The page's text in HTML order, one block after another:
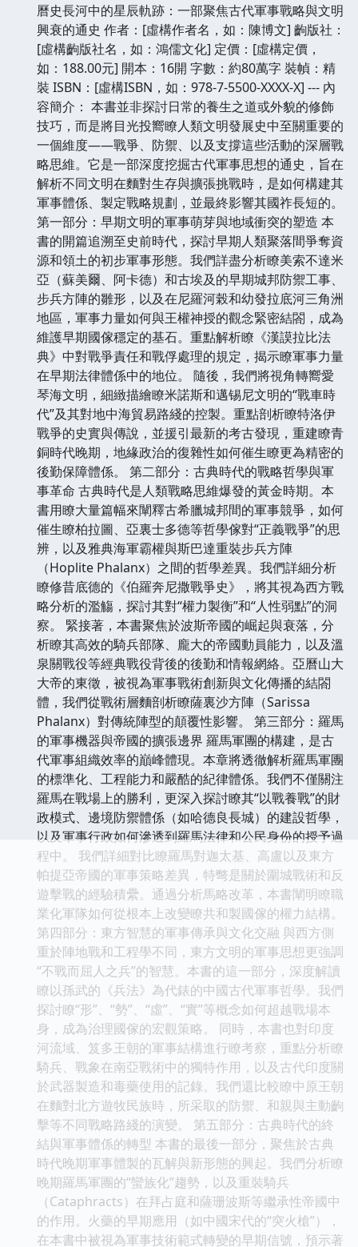
曆史長河中的星辰軌跡：一部聚焦古代軍事戰略與文明
興衰的通史 作者：[虛構作者名，如：陳博文] 齣版社：
[虛構齣版社名，如：鴻儒文化] 定價：[虛構定價，
如：188.00元] 開本：16開 字數：約80萬字 裝幀：精
裝 ISBN：[虛構ISBN，如：978-7-5500-XXXX-X] --- 內
容簡介： 本書並非探討日常的養生之道或外貌的修飾
技巧，而是將目光投嚮瞭人類文明發展史中至關重要的
一個維度——戰爭、防禦、以及支撐這些活動的深層戰
略思維。它是一部深度挖掘古代軍事思想的通史，旨在
解析不同文明在麵對生存與擴張挑戰時，是如何構建其
軍事體係、製定戰略規劃，並最終影響其國祚長短的。
第一部分：早期文明的軍事萌芽與地域衝突的塑造 本
書的開篇追溯至史前時代，探討早期人類聚落間爭奪資
源和領土的初步軍事形態。我們詳盡分析瞭美索不達米
亞（蘇美爾、阿卡德）和古埃及的早期城邦防禦工事、
步兵方陣的雛形，以及在尼羅河榖和幼發拉底河三角洲
地區，軍事力量如何與王權神授的觀念緊密結閤，成為
維護早期國傢穩定的基石。重點解析瞭《漢謨拉比法
典》中對戰爭責任和戰俘處理的規定，揭示瞭軍事力量
在早期法律體係中的地位。 隨後，我們將視角轉嚮愛
琴海文明，細緻描繪瞭米諾斯和邁锡尼文明的“戰車時
代”及其對地中海貿易路綫的控製。重點剖析瞭特洛伊
戰爭的史實與傳說，並援引最新的考古發現，重建瞭青
銅時代晚期，地緣政治的復雜性如何催生瞭更為精密的
後勤保障體係。 第二部分：古典時代的戰略哲學與軍
事革命 古典時代是人類戰略思維爆發的黃金時期。本
書用瞭大量篇幅來闡釋古希臘城邦間的軍事競爭，如何
催生瞭柏拉圖、亞裏士多德等哲學傢對“正義戰爭”的思
辨，以及雅典海軍霸權與斯巴達重裝步兵方陣
（Hoplite Phalanx）之間的哲學差異。我們詳細分析
瞭修昔底德的《伯羅奔尼撒戰爭史》，將其視為西方戰
略分析的濫觴，探討其對“權力製衡”和“人性弱點”的洞
察。 緊接著，本書聚焦於波斯帝國的崛起與衰落，分
析瞭其高效的騎兵部隊、龐大的帝國動員能力，以及溫
泉關戰役等經典戰役背後的後勤和情報網絡。亞曆山大
大帝的東徵，被視為軍事戰術創新與文化傳播的結閤
體，我們從戰術層麵剖析瞭薩裏沙方陣（Sarissa
Phalanx）對傳統陣型的顛覆性影響。 第三部分：羅馬
的軍事機器與帝國的擴張邊界 羅馬軍團的構建，是古
代軍事組織效率的巔峰體現。本章將透徹解析羅馬軍團
的標準化、工程能力和嚴酷的紀律體係。我們不僅關注
羅馬在戰場上的勝利，更深入探討瞭其“以戰養戰”的財
政模式、邊境防禦體係（如哈德良長城）的建設哲學，
以及軍事行政如何滲透到羅馬法律和公民身份的授予過
程中。 我們詳細對比瞭羅馬對迦太基、高盧以及東方
帕提亞帝國的軍事策略差異，特彆是關於圍城戰術和反
遊擊戰的經驗積纍。通過分析馬略改革，本書闡明瞭職
業化軍隊如何從根本上改變瞭共和製國傢的權力結構。
第四部分：東方智慧的軍事傳承與文化交融 與西方側
重於陣地戰和工程學不同，東方文明的軍事思想更強調
“不戰而屈人之兵”的智慧。本書的這一部分，深度解讀
瞭以孫武的《兵法》為代錶的中國古代軍事哲學。我們
探討瞭“形”、“勢”、“虛”、“實”等概念如何超越戰場本
身，成為治理國傢的宏觀策略。 同時，本書也對印度
河流域、笈多王朝的軍事結構進行瞭考察，重點分析瞭
騎兵、戰象在南亞戰術中的獨特作用，以及古代印度關
於武器製造和毒藥使用的記錄。我們還比較瞭中原王朝
在麵對北方遊牧民族時，所采取的防禦、和親與主動齣
擊等不同戰略路綫的演變。 第五部分：古典時代的終
結與軍事體係的轉型 本書的最後一部分，聚焦於古典
時代晚期軍事體製的瓦解與新形態的興起。我們分析瞭
晚期羅馬軍團的“蠻族化”趨勢，以及重裝騎兵
（Cataphracts）在拜占庭和薩珊波斯等繼承性帝國中
的作用。火藥的早期應用（如中國宋代的“突火槍”），
在本書中被視為軍事技術範式轉變的早期信號，預示著